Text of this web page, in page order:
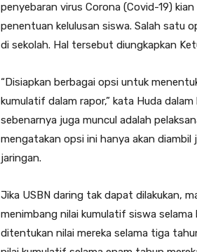
penyebaran virus Corona (Covid-19)
penentuan kelulusan siswa. Salah satu
di sekolah. Hal tersebut diungkapkan
“Disiapkan berbagai opsi untuk
kumulatif dalam rapor,” kata Huda
sebenarnya juga muncul adalah
mengatakan opsi ini hanya akan diambil
jaringan.
Jika USBN daring tak dapat dilakukan,
menimbang nilai kumulatif siswa selama
ditentukan nilai mereka selama tiga